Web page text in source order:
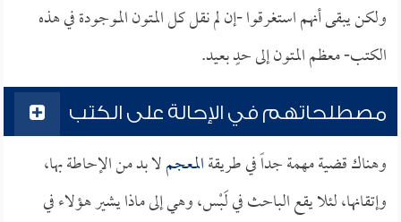
ولكن يبقى أنهم استغرقوا -إن لم نقل كل المتون الموجودة في هذه
الكتب- معظم المتون إلى حدٍ بعيد.
مصطلحاتهم في الإحالة على الكتب
وهناك قضية مهمة جداً في طريقةالمعجملا بد من الإحاطة بها،
وإتقانها، لئلا يقع الباحث في لَبْس، وهي إلى ماذا يشير هؤلاء في